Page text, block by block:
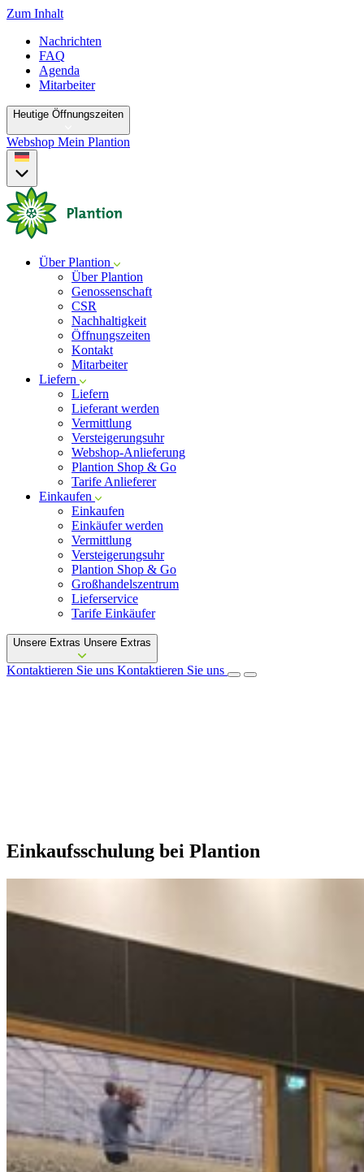
Zum Inhalt
Nachrichten
FAQ
Agenda
Mitarbeiter
Heutige Öffnungszeiten
Webshop Mein Plantion
Über Plantion
Über Plantion
Genossenschaft
CSR
Nachhaltigkeit
Öffnungszeiten
Kontakt
Mitarbeiter
Liefern
Liefern
Lieferant werden
Vermittlung
Versteigerungsuhr
Webshop-Anlieferung
Plantion Shop & Go
Tarife Anlieferer
Einkaufen
Einkaufen
Einkäufer werden
Vermittlung
Versteigerungsuhr
Plantion Shop & Go
Großhandelszentrum
Lieferservice
Tarife Einkäufer
Unsere Extras Unsere Extras
Kontaktieren Sie uns Kontaktieren Sie uns
Einkaufsschulung bei Plantion